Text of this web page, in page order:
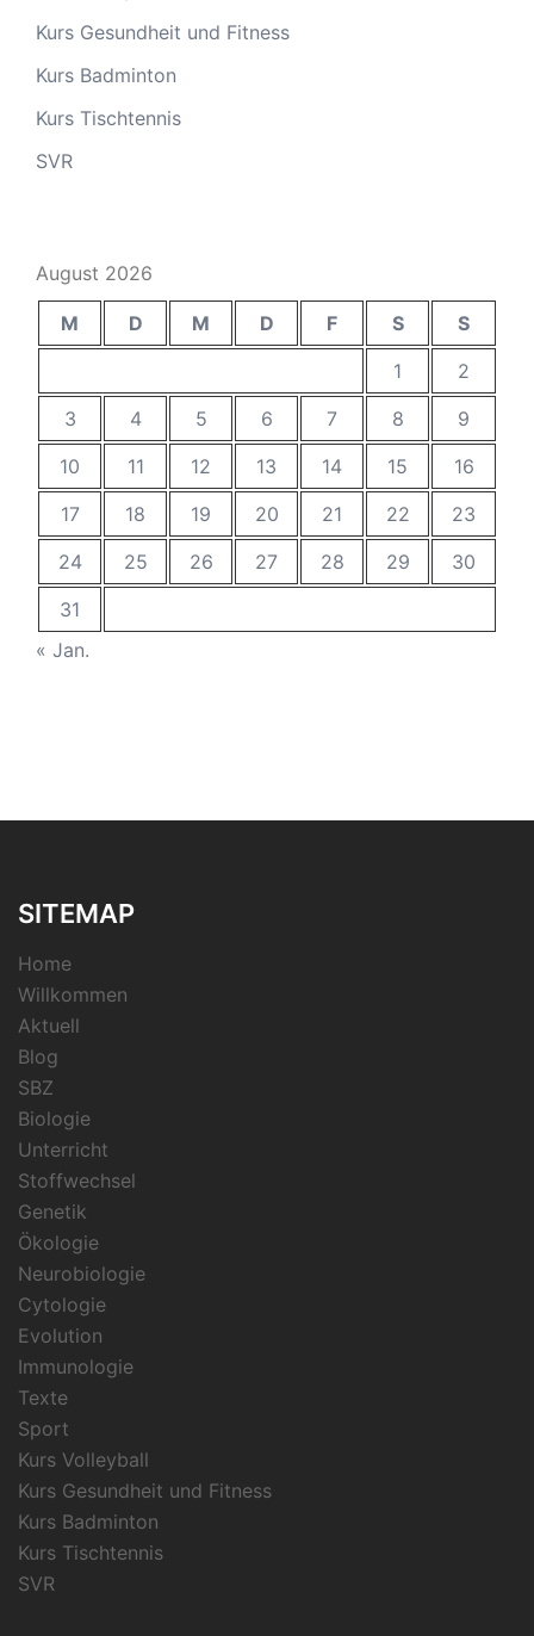
Kurs Gesundheit und Fitness
Kurs Badminton
Kurs Tischtennis
SVR
August 2026
M D M D F S
S
1
2
3
4 5 6 7 8
9
10
11 12 13 14 15
16
17
18 19 20 21 22
23
24
25 26 27 28 29
30
31
« Jan.
SITEMAP
Home
Willkommen
Aktuell
Blog
SBZ
Biologie
Unterricht
Stoffwechsel
Genetik
Ökologie
Neurobiologie
Cytologie
Evolution
Immunologie
Texte
Sport
Kurs Volleyball
Kurs Gesundheit und Fitness
Kurs Badminton
Kurs Tischtennis
SVR